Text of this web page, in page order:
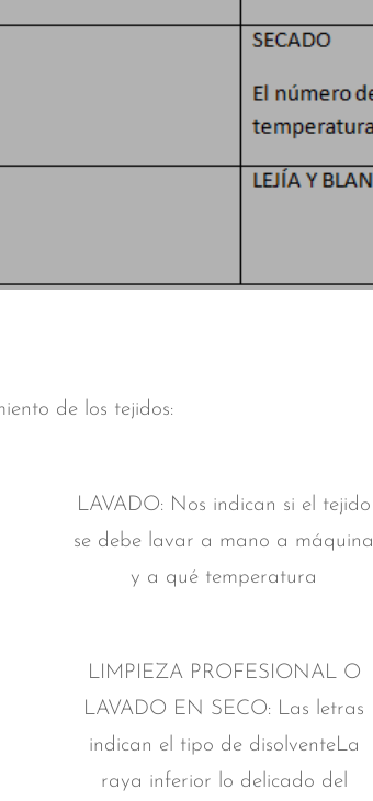
de los tejidos:
LAVADO: Nos indican si el tejido
se debe lavar a mano a máquina
y a qué temperatura
LIMPIEZA PROFESIONAL O
LAVADO EN SECO: Las letras
indican el tipo de disolventeLa
raya inferior lo delicado del